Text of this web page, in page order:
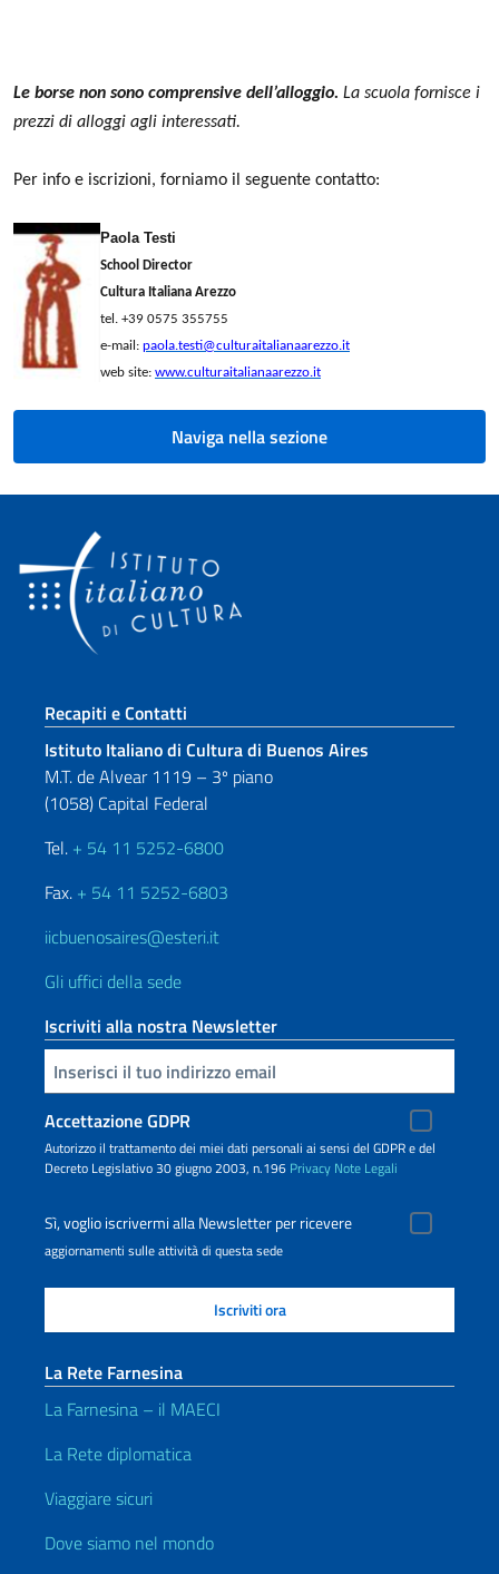
Le borse non sono comprensive dell’alloggio. La scuola fornisce i
prezzi di alloggi agli interessati.
Per info e iscrizioni, forniamo il seguente contatto:
Paola Testi
School Director
Cultura Italiana Arezzo
tel. +39 0575 355755
e-mail: paola.testi@culturaitalianaarezzo.it
web site: www.culturaitalianaarezzo.it
Naviga nella sezione
Sezione footer
Recapiti e Contatti
Istituto Italiano di Cultura di Buenos Aires
M.T. de Alvear 1119 – 3º piano
(1058) Capital Federal
Tel. + 54 11 5252-6800
Fax. + 54 11 5252-6803
iicbuenosaires@esteri.it
Gli uffici della sede
Iscriviti alla nostra Newsletter
Inserisci la tua email
Accettazione GDPR
Autorizzo il trattamento dei miei dati personali ai sensi del GDPR e del
Decreto Legislativo 30 giugno 2003, n.196 Privacy Note Legali
Sì, voglio iscrivermi alla Newsletter per ricevere
aggiornamenti sulle attività di questa sede
La Rete Farnesina
La Farnesina – il MAECI
La Rete diplomatica
Viaggiare sicuri
Dove siamo nel mondo